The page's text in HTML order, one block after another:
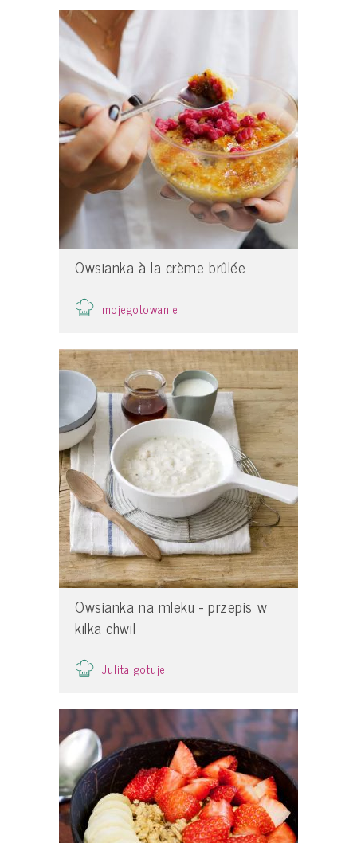
Owsianka à la crème brûlée
mojegotowanie
Owsianka na mleku - przepis w
kilka chwil
Julita gotuje